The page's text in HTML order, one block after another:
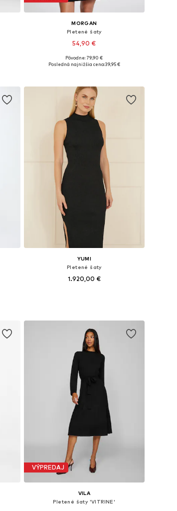
MORGAN
Pletené šaty
54,90 €
Dostupné veľkosti: XS, S, M, L
Pôvodne: 79,90 €
Posledná najnižšia cena:39,95 €
YUMI
Pletené šaty
1.920,00 €
VÝPREDAJ
VILA
Pletené šaty 'VITRINE'